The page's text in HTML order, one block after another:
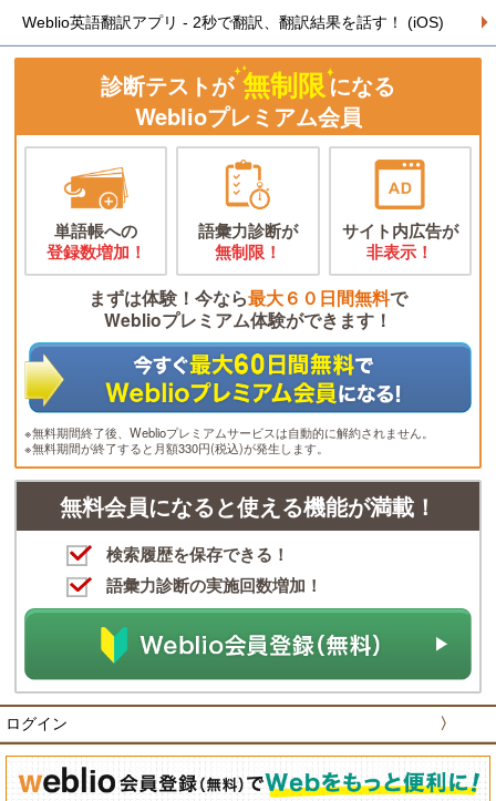
Weblio英語翻訳アプリ - 2秒で翻訳、翻訳結果を話す！ (iOS)
診断テストが 無制限になる
Weblioプレミアム会員
単語帳への
登録数増加！
語彙力診断が
無制限！
サイト内広告が
非表示！
まずは体験！今なら最大６０日間無料で
Weblioプレミアム体験ができます！
※無料期間終了後、Weblioプレミアムサービスは自動的に解約されません。
※無料期間が終了すると月額330円(税込)が発生します。
無料会員になると使える機能が満載！
検索履歴を保存できる！
語彙力診断の実施回数増加！
ログイン 〉